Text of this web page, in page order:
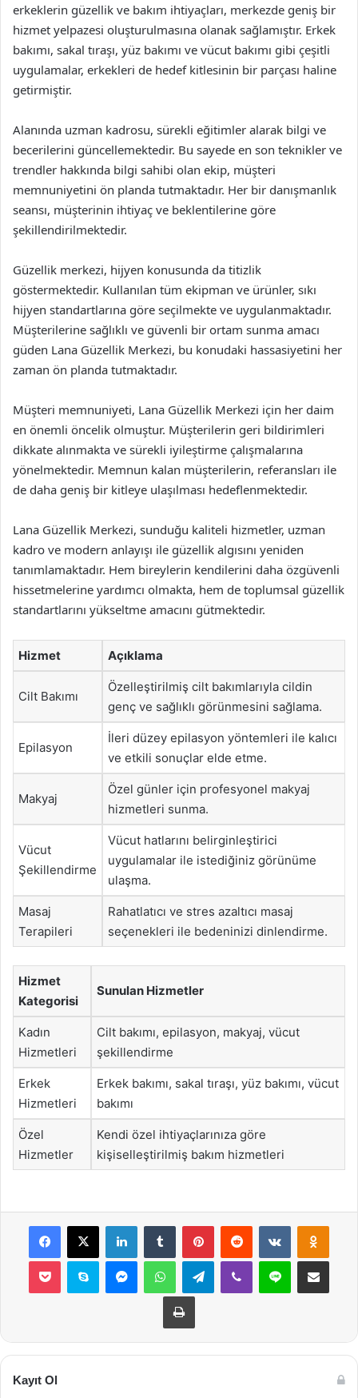
erkeklerin güzellik ve bakım ihtiyaçları, merkezde geniş bir
hizmet yelpazesi oluşturulmasına olanak sağlamıştır. Erkek
bakımı, sakal tıraşı, yüz bakımı ve vücut bakımı gibi çeşitli
uygulamalar, erkekleri de hedef kitlesinin bir parçası haline
getirmiştir.
Alanında uzman kadrosu, sürekli eğitimler alarak bilgi ve
becerilerini güncellemektedir. Bu sayede en son teknikler ve
trendler hakkında bilgi sahibi olan ekip, müşteri
memnuniyetini ön planda tutmaktadır. Her bir danışmanlık
seansı, müşterinin ihtiyaç ve beklentilerine göre
şekillendirilmektedir.
Güzellik merkezi, hijyen konusunda da titizlik
göstermektedir. Kullanılan tüm ekipman ve ürünler, sıkı
hijyen standartlarına göre seçilmekte ve uygulanmaktadır.
Müşterilerine sağlıklı ve güvenli bir ortam sunma amacı
güden Lana Güzellik Merkezi, bu konudaki hassasiyetini her
zaman ön planda tutmaktadır.
Müşteri memnuniyeti, Lana Güzellik Merkezi için her daim
en önemli öncelik olmuştur. Müşterilerin geri bildirimleri
dikkate alınmakta ve sürekli iyileştirme çalışmalarına
yönelmektedir. Memnun kalan müşterilerin, referansları ile
de daha geniş bir kitleye ulaşılması hedeflenmektedir.
Lana Güzellik Merkezi, sunduğu kaliteli hizmetler, uzman
kadro ve modern anlayışı ile güzellik algısını yeniden
tanımlamaktadır. Hem bireylerin kendilerini daha özgüvenli
hissetmelerine yardımcı olmakta, hem de toplumsal güzellik
standartlarını yükseltme amacını gütmektedir.
Hizmet Açıklama
Cilt Bakımı
Özelleştirilmiş cilt bakımlarıyla cildin
genç ve sağlıklı görünmesini sağlama.
Epilasyon
İleri düzey epilasyon yöntemleri ile kalıcı
ve etkili sonuçlar elde etme.
Makyaj
Özel günler için profesyonel makyaj
hizmetleri sunma.
Vücut
Şekillendirme
Vücut hatlarını belirginleştirici
uygulamalar ile istediğiniz görünüme
ulaşma.
Masaj
Terapileri
Rahatlatıcı ve stres azaltıcı masaj
seçenekleri ile bedeninizi dinlendirme.
Hizmet
Kategorisi
Sunulan Hizmetler
Kadın
Hizmetleri
Cilt bakımı, epilasyon, makyaj, vücut
şekillendirme
Erkek
Hizmetleri
Erkek bakımı, sakal tıraşı, yüz bakımı, vücut
bakımı
Özel
Hizmetler
Kendi özel ihtiyaçlarınıza göre
kişiselleştirilmiş bakım hizmetleri
Facebook
X LinkedInTumblr PinterestReddit VKontakte
Pocket Skype MessengerWhatsAppTelegramViber Line E-Posta ile
Yazdır
Kayıt Ol